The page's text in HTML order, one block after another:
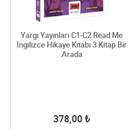
Yargı Yayınları C1-C2 Read Me
İngilizce Hikaye Kitabı 3 Kitap Bir
Arada
378,00 ₺